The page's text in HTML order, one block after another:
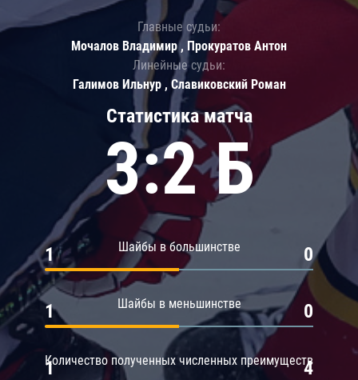
Статистика матча
3:2 Б
Шайбы в большинстве
1 0
Шайбы в меньшинстве
1 0
Количество полученных численных преимуществ
1 4
Главные судьи:
Мочалов Владимир , Прокуратов Антон
Линейные судьи:
Галимов Ильнур , Славиковский Роман